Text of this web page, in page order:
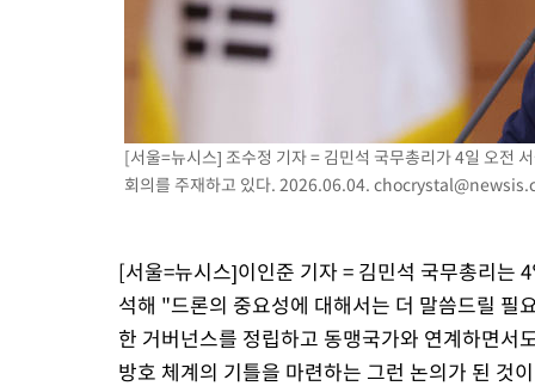
11시간 압수수색에 성접대 파문까지…'쑥대밭' 된 축구협회
[속보]규제합리화위원회 부위원장에 김태유 서울대 공대 교
[속보]국힘 윤리위, '돌려차기 발언' 진종오·서범수 징계 절차
[속보] 7월 중국 수출 23.9%↑ 수입 27.5%↑…무역총액
[속보]'채상병 순직 책임' 임성근, 항소심도 징역 3년
[속보]종합특검, '관저이전 봐주기 감사' 유병호 구속기소
[서울=뉴시스] 조수정 기자 = 김민석 국무총리가 4일 오전
회의를 주재하고 있다. 2026.06.04.
[서울=뉴시스]이인준 기자 = 김민석 국무총리는
석해 "드론의 중요성에 대해서는 더 말씀드릴
한 거버넌스를 정립하고 동맹국가와 연계하면
방호 체계의 기틀을 마련하는 그런 논의가 된 것